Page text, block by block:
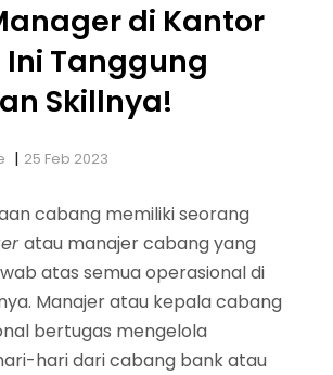
di Kantor
Tanggung
Skillnya!
| 25 Feb 2023
cabang memiliki seorang
atau manajer cabang yang
atas semua operasional di
Manajer atau kepala cabang
bertugas mengelola
hari dari cabang bank atau